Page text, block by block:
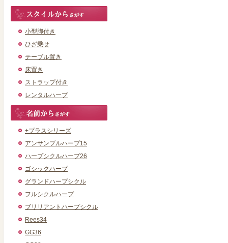
小型脚付き
ひざ乗せ
テーブル置き
床置き
ストラップ付き
レンタルハープ
+プラスシリーズ
アンサンブルハープ15
ハープシクルハープ26
ゴシックハープ
グランドハープシクル
フルシクルハープ
ブリリアントハープシクル
Rees34
GG36